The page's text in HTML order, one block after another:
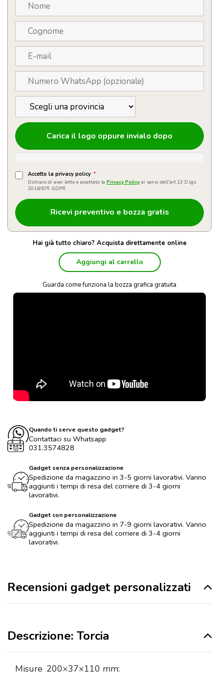
Carica il logo oppure invialo dopo
Accetto la privacy policy *
Dichiaro di aver letto e accettato la Privacy Policy ai sensi dell'art.13 D.lgs
2016/679 GDPR
Hai già tutto chiaro? Acquista direttamente online
Aggiungi al carrello
Guarda come funziona la bozza grafica gratuita
Quando ti serve questo gadget?
Contattaci su Whatsapp
031.3574828
Gadget senza personalizzazione
Spedizione da magazzino in 3-5 giorni lavorativi. Vanno
aggiunti i tempi di resa del corriere di 3-4 giorni
lavorativi.
Gadget con personalizzazione
Spedizione da magazzino in 7-9 giorni lavorativi. Vanno
aggiunti i tempi di resa del corriere di 3-4 giorni
lavorativi.
Recensioni gadget personalizzati
Descrizione: Torcia
Misure 200×37×110 mm: